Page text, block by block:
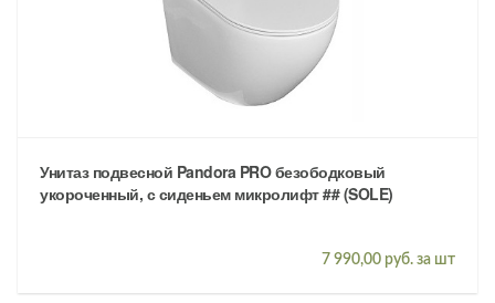
Унитаз подвесной Pandora PRO безободковый
укороченный, с сиденьем микролифт ## (SOLE)
7 990,00 руб. за шт